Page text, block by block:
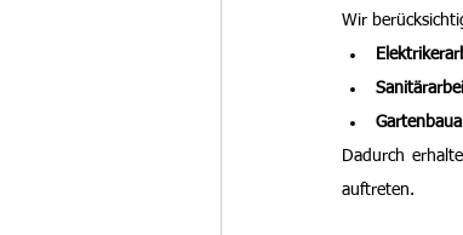
Wir
Dadurch
auftreten.